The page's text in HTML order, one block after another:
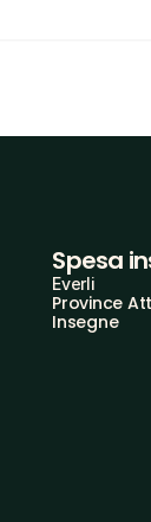
Spesa
Everli
Province
Insegne